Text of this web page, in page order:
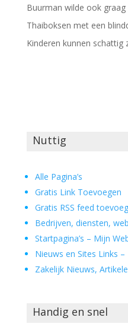
Buurman wilde ook
Thaiboksen met een
Kinderen kunnen
Nuttig
Alle Pagina’s
Gratis Link Toevoegen
Gratis RSS feed
Bedrijven, diensten,
Startpagina’s – Mijn
Nieuws en Sites Links –
Zakelijk Nieuws,
Handig en snel